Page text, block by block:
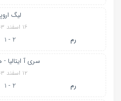
لیگ
۱۶ اسفند ۱۴۰۳
رم 2 - 1
سری آ ایتالیا -
۱۲ اسفند ۱۴۰۳
رم 2 - 1